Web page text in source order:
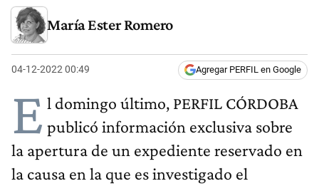
María Ester Romero
04-12-2022 00:49 Agregar PERFIL en Google
E l domingo último, PERFIL CÓRDOBA
publicó información exclusiva sobre
la apertura de un expediente reservado en
la causa en la que es investigado el